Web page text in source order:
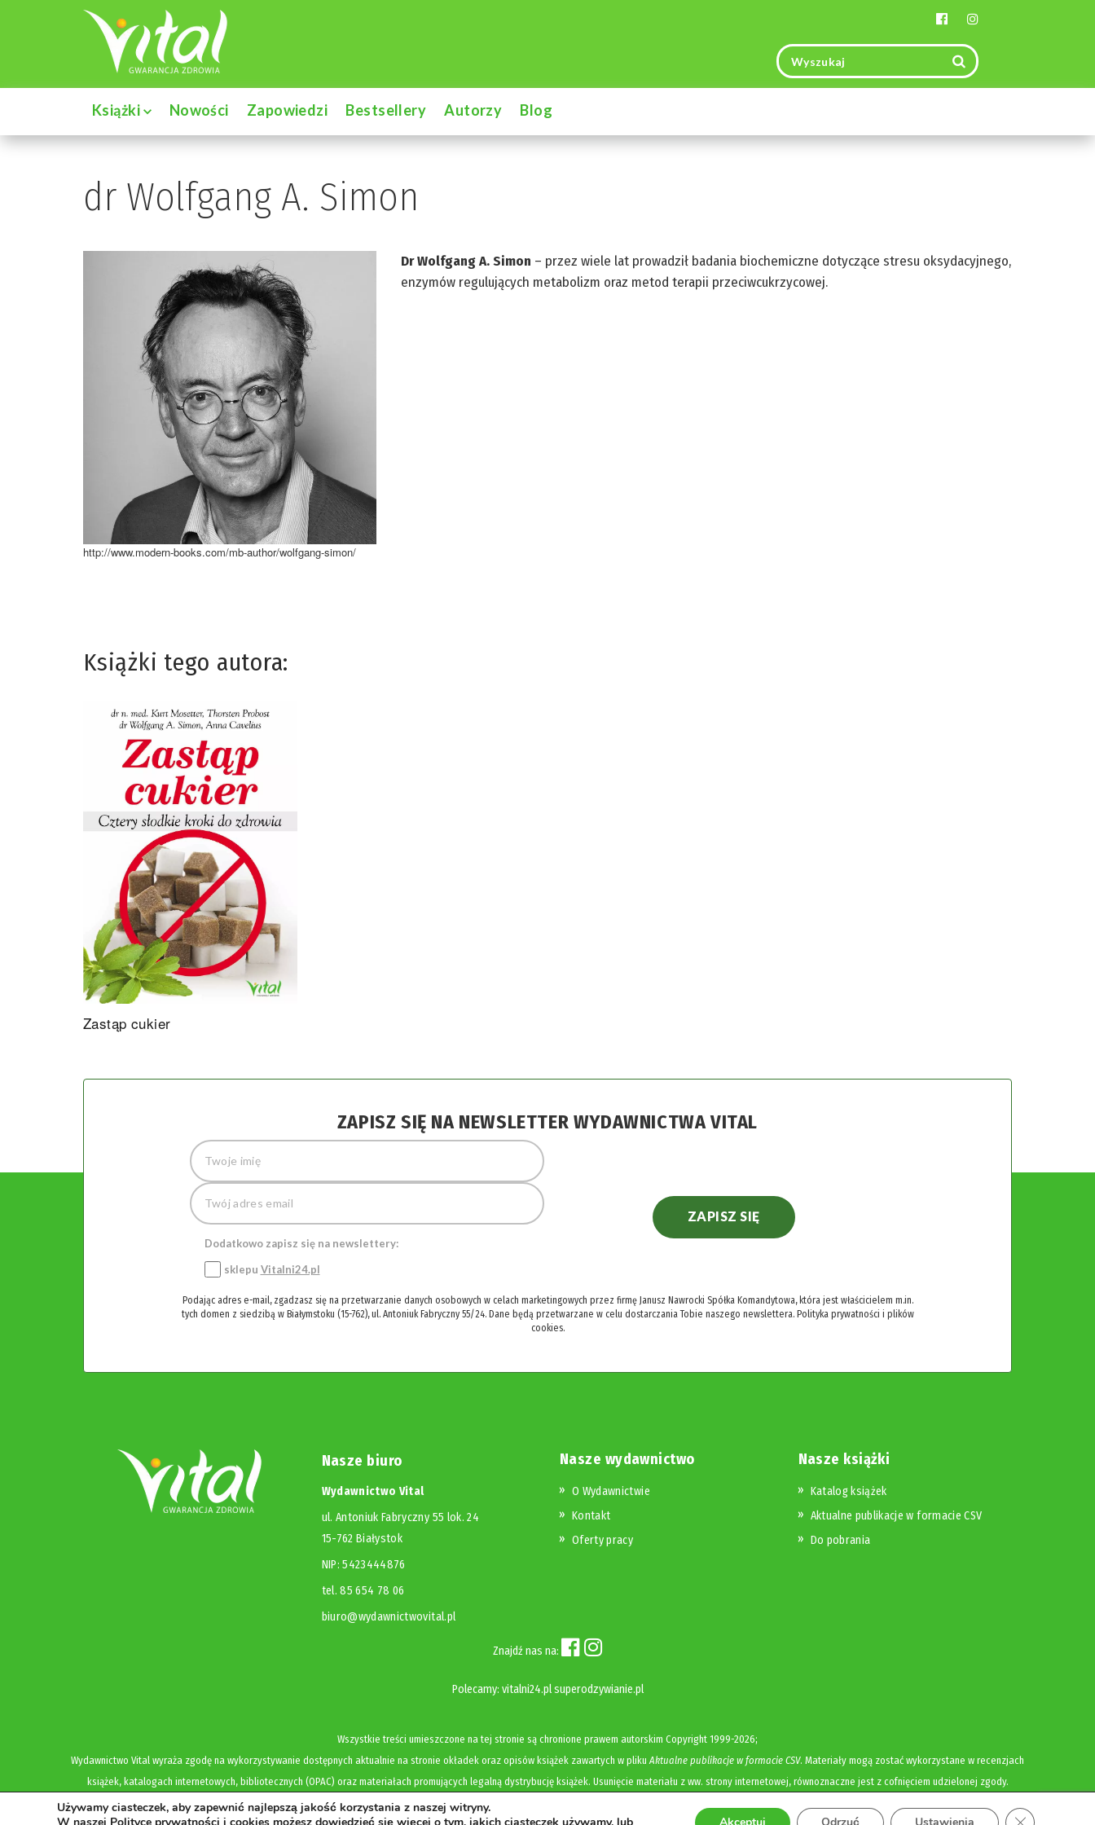
Książki Nowości Zapowiedzi Bestsellery Autorzy Blog
dr Wolfgang A. Simon
http://www.modern-books.com/mb-author/wolfgang-simon/
Dr Wolfgang A. Simon – przez wiele lat prowadził badania biochemiczne dotyczące stresu oksydacyjnego,
enzymów regulujących metabolizm oraz metod terapii przeciwcukrzycowej.
Książki tego autora:
Zastąp cukier
ZAPISZ SIĘ NA NEWSLETTER WYDAWNICTWA VITAL
Dodatkowo zapisz się na newslettery:
sklepu Vitalni24.pl
ZAPISZ SIĘ
Podając adres e-mail, zgadzasz się na przetwarzanie danych osobowych w celach marketingowych przez firmę Janusz Nawrocki Spółka Komandytowa, która jest właścicielem m.in.
tych domen z siedzibą w Białymstoku (15-762), ul. Antoniuk Fabryczny 55/24. Dane będą przetwarzane w celu dostarczania Tobie naszego newslettera. Polityka prywatności i plików
cookies.
Nasze biuro
Wydawnictwo Vital
ul. Antoniuk Fabryczny 55 lok. 24
15-762 Białystok
NIP: 5423444876
tel. 85 654 78 06
biuro@wydawnictwovital.pl
Nasze wydawnictwo
O Wydawnictwie
Kontakt
Oferty pracy
Nasze książki
Katalog książek
Aktualne publikacje w formacie CSV
Do pobrania
Znajdź nas na:
Polecamy: vitalni24.pl superodzywianie.pl
Wszystkie treści umieszczone na tej stronie są chronione prawem autorskim Copyright 1999-2026;
Wydawnictwo Vital wyraża zgodę na wykorzystywanie dostępnych aktualnie na stronie okładek oraz opisów książek zawartych w pliku Aktualne publikacje w formacie CSV. Materiały mogą zostać wykorzystane w recenzjach
książek, katalogach internetowych, bibliotecznych (OPAC) oraz materiałach promujących legalną dystrybucję książek. Usunięcie materiału z ww. strony internetowej, równoznaczne jest z cofnięciem udzielonej zgody.
Polityka prywatności i cookies
Używamy ciasteczek, aby zapewnić najlepszą jakość korzystania z naszej witryny.
Zamknij panel